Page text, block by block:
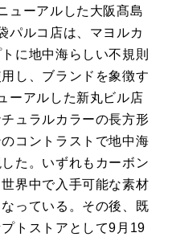
ューアルした大阪髙島
パルコ店は、マヨルカ
に地中海らしい不規則
し、ブランドを象徴す
ーアルした新丸ビル店
ュラルカラーの長方形
コントラストで地中海
た。いずれもカーボン
界中で入手可能な素材
っている。その後、既
トストアとして9月19